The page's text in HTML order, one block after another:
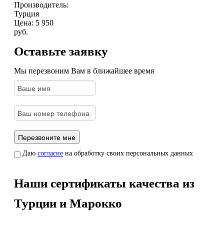
Производитель:
Турция
Цена: 5 950
руб.
Оставьте заявку
Мы перезвоним Вам в ближайшее время
Даю согласие на обработку своих персональных данных
Наши сертификаты качества из
Турции и Марокко